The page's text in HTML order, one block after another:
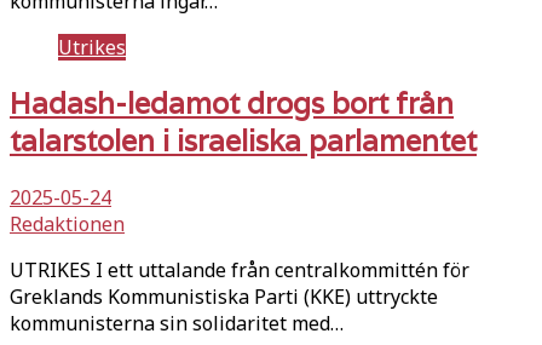
Utrikes
Hadash-ledamot drogs bort från
talarstolen i israeliska parlamentet
2025-05-24
Redaktionen
UTRIKES I ett uttalande från centralkommittén för
Greklands Kommunistiska Parti (KKE) uttryckte
kommunisterna sin solidaritet med…